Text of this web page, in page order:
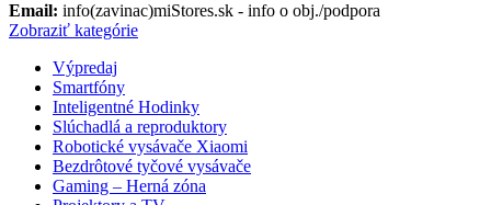
Email: info(zavinac)miStores.sk - info o obj./podpora
Zobraziť kategórie
Výpredaj
Smartfóny
Inteligentné Hodinky
Slúchadlá a reproduktory
Robotické vysávače Xiaomi
Bezdrôtové tyčové vysávače
Gaming – Herná zóna